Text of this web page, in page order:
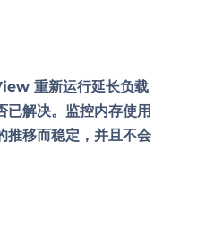
重新运行延长负载
已解决。监控内存使用
推移而稳定，并且不会